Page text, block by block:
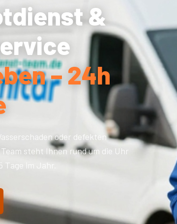
&
– 24h
oder defekten
steht Ihnen rund um die Uhr
Tage im Jahr.